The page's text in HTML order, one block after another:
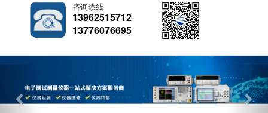
咨询热线
13962515712
13776076695